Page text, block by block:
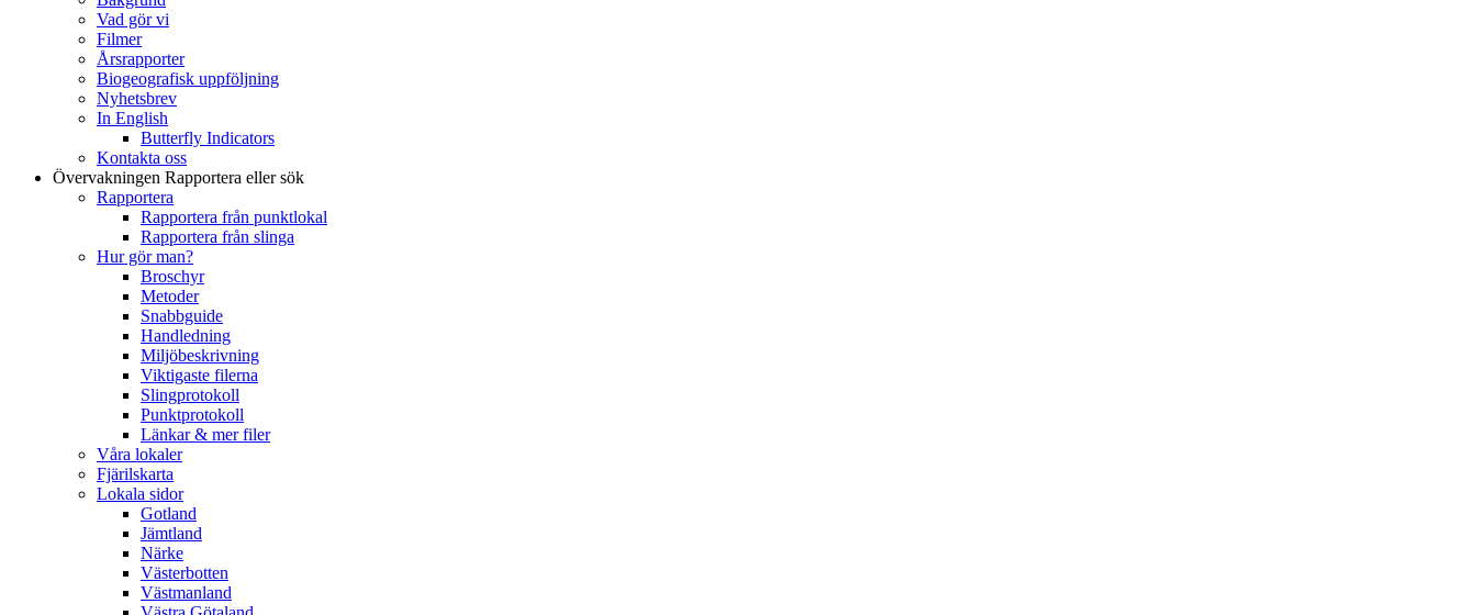
Vad gör vi
Filmer
Årsrapporter
Biogeografisk uppföljning
Nyhetsbrev
In English
Butterfly Indicators
Kontakta oss
Övervakningen Rapportera eller sök
Rapportera
Rapportera från punktlokal
Rapportera från slinga
Hur gör man?
Broschyr
Metoder
Snabbguide
Handledning
Miljöbeskrivning
Viktigaste filerna
Slingprotokoll
Punktprotokoll
Länkar & mer filer
Våra lokaler
Fjärilskarta
Lokala sidor
Gotland
Jämtland
Närke
Västerbotten
Västmanland